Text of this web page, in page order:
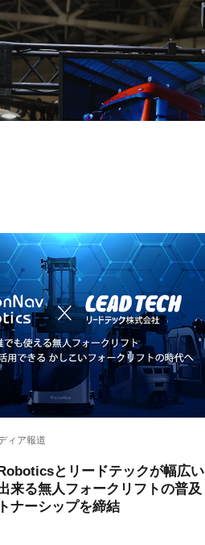
ィア報道
とリードテックが幅広い
来る無人フォークリフトの普及
ナーシップを締結